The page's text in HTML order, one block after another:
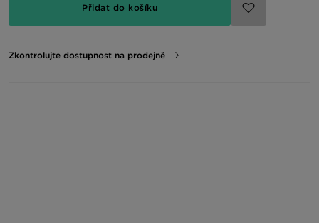
Přidat do košíku
Zkontrolujte dostupnost na prodejně